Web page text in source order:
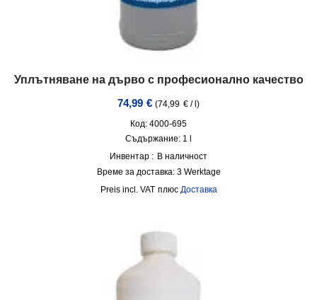
Уплътняване на дърво с професионално качество
74,99 € (74,99 € /l)
Код: 4000-695
Съдържание: 1
Инвентар : В наличност
Време за доставка: 3 Werktage
incl. VAT плюс Доставка